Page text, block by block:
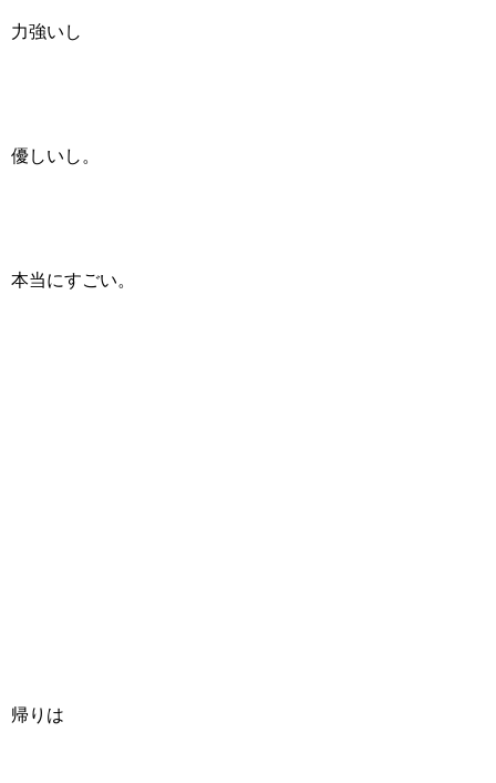
力強いし
優しいし。
本当にすごい。
帰りは